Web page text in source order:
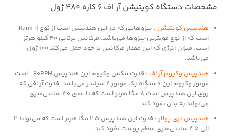
مشخصات دستگاه کویتیشن آر اف 6 کاره 480 ژول
هندپیس کویتیشن
: پیزوهایی که در این هندپیس است از نوع Rank R
است که از نوع قویترین پیزوها می‌باشد. فرکانس پرتابی 40 کیلو هرتز
است. میزان انرژی که این مقدار فرکانس با خود حمل می‌کند 100 ژول
می‌باشد.
هندپیس وکیوم آر اف
: قدرت مکش وکیوم این هندپیس 60RPM- است.
موتور وکیوم این دستگاه یک موتور 2 سیلندر می‌باشد. قدرت آر افی که
روی این هندپیس است 8 مگا هرتز است که تا عمق 30 سانتی‌متری
می‌تواند به بدن نفوذ کند.
هندپیس تری پولار
: قدرت این هندپیس 2.5 مگا هرتز است که می‌تواند 2
الی 2.5 سانتی‌متری سطح پوست نفوذ کند.